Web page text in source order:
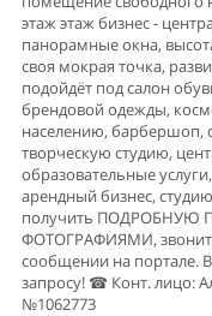
этаж этаж бизнес -
панорамные окна,
своя мокрая точка,
подойдёт под салон
брендовой одежды,
населению, барбершоп,
творческую студию,
образовательные
арендный бизнес,
получить ПОДРОБНУЮ
ФОТОГРАФИЯМИ,
сообщении на портале.
запросу! ☎ Конт. лицо:
№1062773